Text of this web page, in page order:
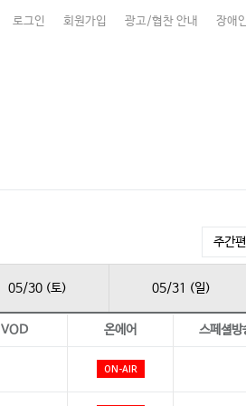
장애
광고/협찬 안내
회원가입
로그인
주간
05/30 (토) 05/31 (일)
VOD 온에어 스페셜방
ON-AIR